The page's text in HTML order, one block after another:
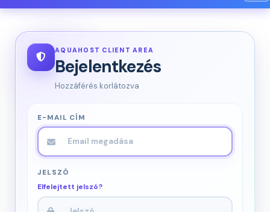
AQUAHOST CLIENT AREA
Bejelentkezés
Hozzáférés korlátozva
E-MAIL CÍM
JELSZÓ
Elfelejtett jelszó?